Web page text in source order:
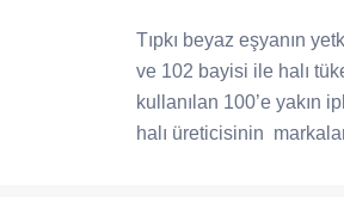
Tıpkı beyaz eşyanın
ve 102 bayisi ile halı
kullanılan 100’e yakın
halı üreticisinin